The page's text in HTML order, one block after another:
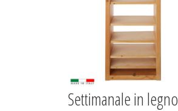
Settimanale in legno